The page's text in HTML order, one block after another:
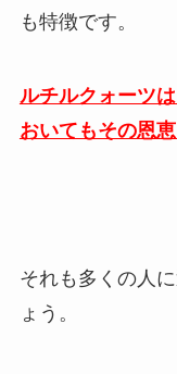
も特徴です。
ルチルクォーツ
おいてもその恩
それも多くの人
ょう。